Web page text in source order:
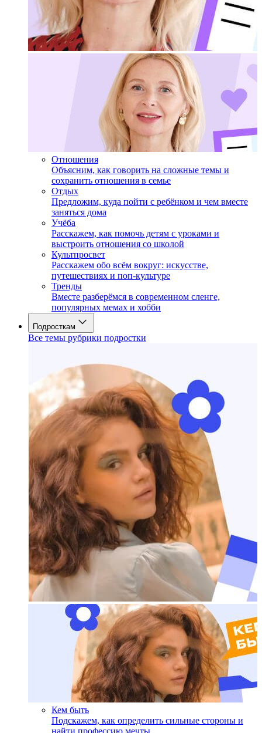
Отношения
Объясним, как говорить на сложные темы и
сохранить отношения в семье
Отдых
Предложим, куда пойти с ребёнком и чем вместе
заняться дома
Учёба
Расскажем, как помочь детям с уроками и
выстроить отношения со школой
Культпросвет
Расскажем обо всём вокруг: искусстве,
путешествиях и поп-культуре
Тренды
Вместе разберёмся в современном сленге,
популярных мемах и хобби
Подросткам
Все темы рубрики подростки
Кем быть
Подскажем, как определить сильные стороны и
найти профессию мечты